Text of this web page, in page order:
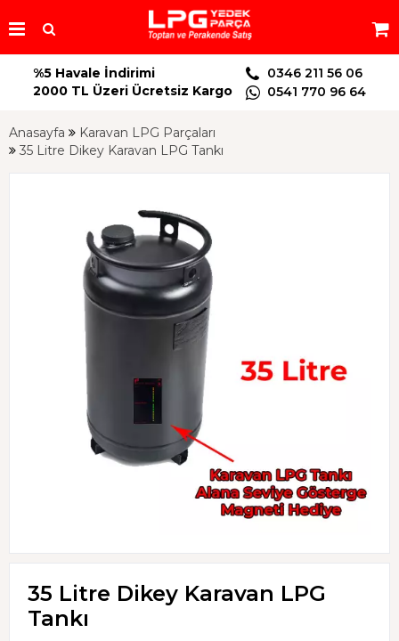
%5 Havale İndirimi
2000 TL Üzeri Ücretsiz Kargo
0346 211 56 06
0541 770 96 64
Anasayfa
Karavan LPG Parçaları
35 Litre Dikey Karavan LPG Tankı
35 Litre Dikey Karavan LPG
Tankı